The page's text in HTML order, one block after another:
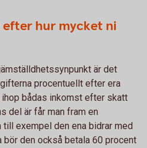
hur mycket ni
är det
procentuellt efter era
ihop bådas inkomst efter skatt
del är får man fram en
exempel den ena bidrar med
den också betala 60 procent